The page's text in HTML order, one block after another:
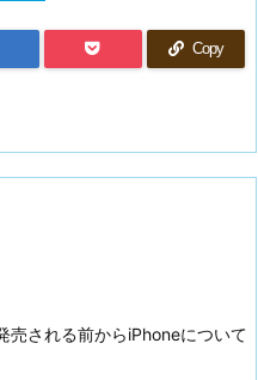
Copy
売される前からiPhoneについて